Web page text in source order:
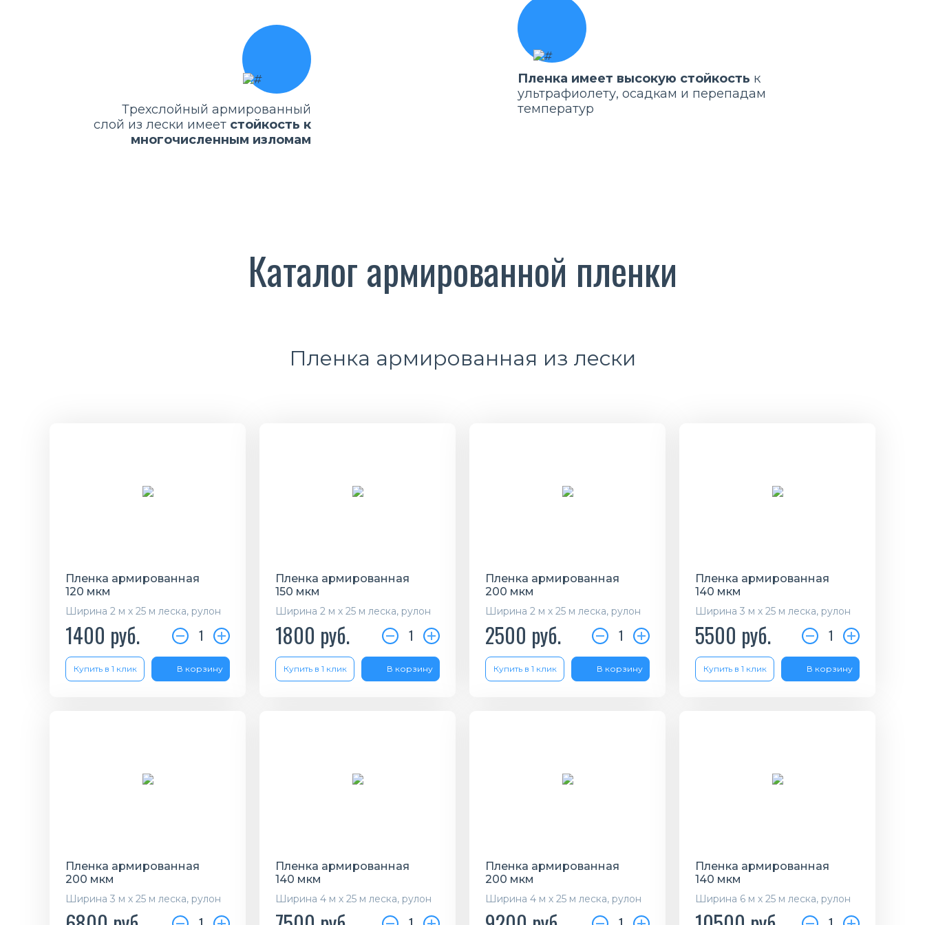
Пленка имеет высокую стойкость к
ультрафиолету, осадкам и перепадам
температур
Трехслойный армированный
слой из лески имеет стойкость к
многочисленным изломам
Каталог армированной пленки
Пленка армированная из лески
Пленка армированная
120 мкм
Ширина 2 м х 25 м леска, рулон
1400 руб. 1
Купить в 1 клик В корзину
Пленка армированная
150 мкм
Ширина 2 м х 25 м леска, рулон
1800 руб. 1
Купить в 1 клик В корзину
Пленка армированная
200 мкм
Ширина 2 м х 25 м леска, рулон
2500 руб. 1
Купить в 1 клик В корзину
Пленка армированная
140 мкм
Ширина 3 м х 25 м леска, рулон
5500 руб. 1
Купить в 1 клик В корзину
Пленка армированная
200 мкм
Ширина 3 м х 25 м леска, рулон
Пленка армированная
140 мкм
Ширина 4 м х 25 м леска, рулон
Пленка армированная
200 мкм
Ширина 4 м х 25 м леска, рулон
Пленка армированная
140 мкм
Ширина 6 м х 25 м леска, рулон